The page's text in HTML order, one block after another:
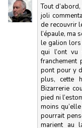
Tout
joli
de recouvrir
l’épaule, ma
le galion lors
qui l’ont vu
franchement
pont pour y
plus, cette
Bizarrerie
pied ni
moins
pourrait
marient au